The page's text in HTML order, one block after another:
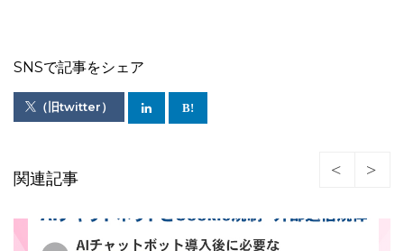
SNSで記事をシェア
（旧twitter）
関連記事